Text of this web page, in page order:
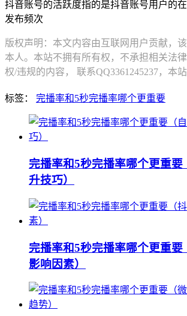
抖音账号的活跃度指的是抖音账号用户的
发布频次
版权声明：本文内容由互联网用户贡献，
本人。本站不拥有所有权，不承担相关法
权/违规的内容， 联系QQ3361245237，本
标签： 完播率和5秒完播率哪个更重要
完播率和5秒完播率哪个更重
升技巧）
完播率和5秒完播率哪个更重
影响因素）